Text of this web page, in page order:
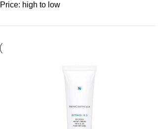
Price: high to low